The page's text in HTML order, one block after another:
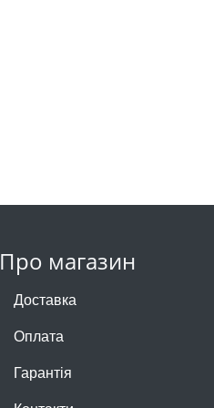
Про магазин
Доставка
Оплата
Гарантія